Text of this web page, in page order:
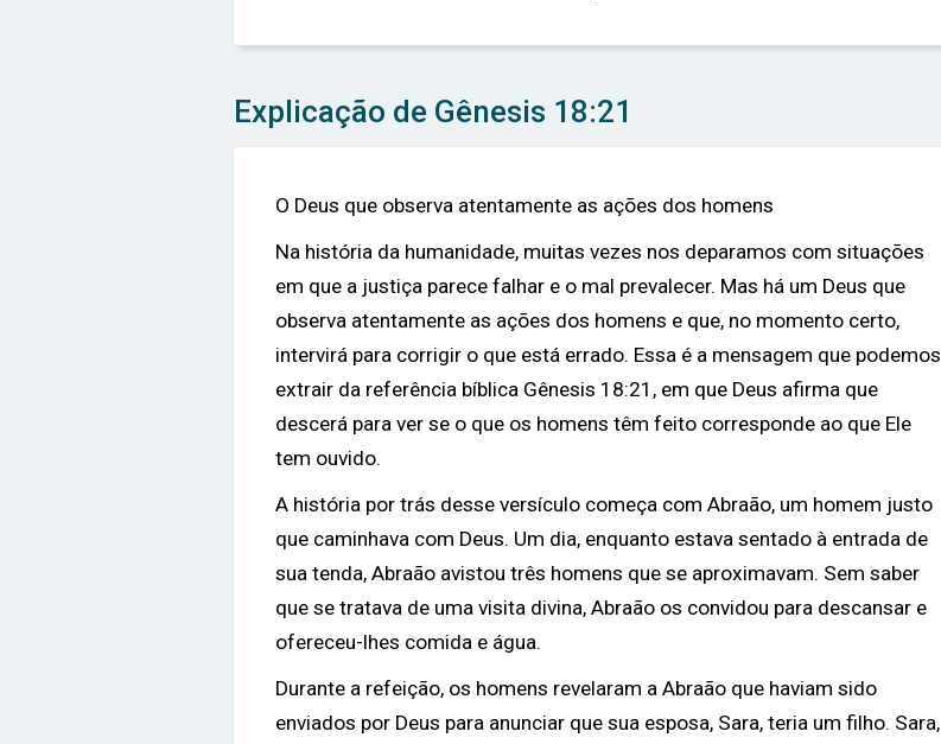
Explicação de Gênesis 18:21
O Deus que observa atentamente as ações dos homens
Na história da humanidade, muitas vezes nos deparamos com situações
em que a justiça parece falhar e o mal prevalecer. Mas há um Deus que
observa atentamente as ações dos homens e que, no momento certo,
intervirá para corrigir o que está errado. Essa é a mensagem que podemos
extrair da referência bíblica Gênesis 18:21, em que Deus afirma que
descerá para ver se o que os homens têm feito corresponde ao que Ele
tem ouvido.
A história por trás desse versículo começa com Abraão, um homem justo
que caminhava com Deus. Um dia, enquanto estava sentado à entrada de
sua tenda, Abraão avistou três homens que se aproximavam. Sem saber
que se tratava de uma visita divina, Abraão os convidou para descansar e
ofereceu-lhes comida e água.
Durante a refeição, os homens revelaram a Abraão que haviam sido
enviados por Deus para anunciar que sua esposa, Sara, teria um filho. Sara,